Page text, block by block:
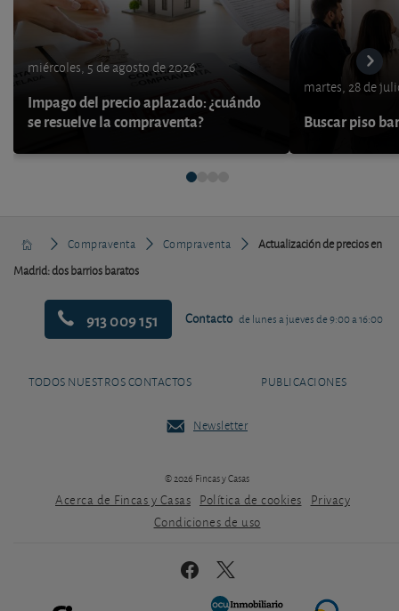
miércoles, 5 de agosto de 2026
Impago del precio aplazado: ¿cuándo
se resuelve la compraventa?
martes, 28 de
Buscar piso
Compraventa Compraventa
Actualización de precios en
Madrid: dos barrios baratos
913 009 151 Contacto de lunes a jueves de 9:00 a 16:00
TODOS NUESTROS CONTACTOS PUBLICACIONES
Newsletter
© 2026 Fincas y Casas
Acerca de Fincas y Casas Política de cookies
Privacy
Condiciones de uso